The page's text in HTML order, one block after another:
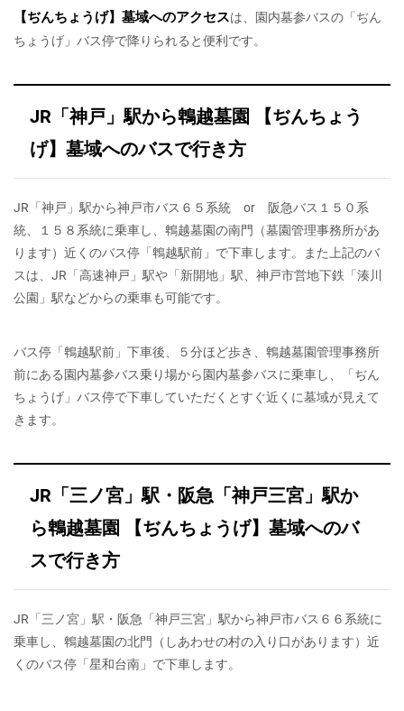
【ぢんちょうげ】墓域へのアクセスは、園内墓参バスの「ぢん
ちょうげ」バス停で降りられると便利です。
JR「神戸」駅から鵯越墓園 【ぢんちょう
げ】墓域へのバスで行き方
JR「神戸」駅から神戸市バス６５系統 or 阪急バス１５０系
統、１５８系統に乗車し、鵯越墓園の南門（墓園管理事務所があ
ります）近くのバス停「鵯越駅前」で下車します。また上記のバ
スは、JR「高速神戸」駅や「新開地」駅、神戸市営地下鉄「湊川
公園」駅などからの乗車も可能です。
バス停「鵯越駅前」下車後、５分ほど歩き、鵯越墓園管理事務所
前にある園内墓参バス乗り場から園内墓参バスに乗車し、「ぢん
ちょうげ」バス停で下車していただくとすぐ近くに墓域が見えて
きます。
JR「三ノ宮」駅・阪急「神戸三宮」駅か
ら鵯越墓園 【ぢんちょうげ】墓域へのバ
スで行き方
JR「三ノ宮」駅・阪急「神戸三宮」駅から神戸市バス６６系統に
乗車し、鵯越墓園の北門（しあわせの村の入り口があります）近
くのバス停「星和台南」で下車します。